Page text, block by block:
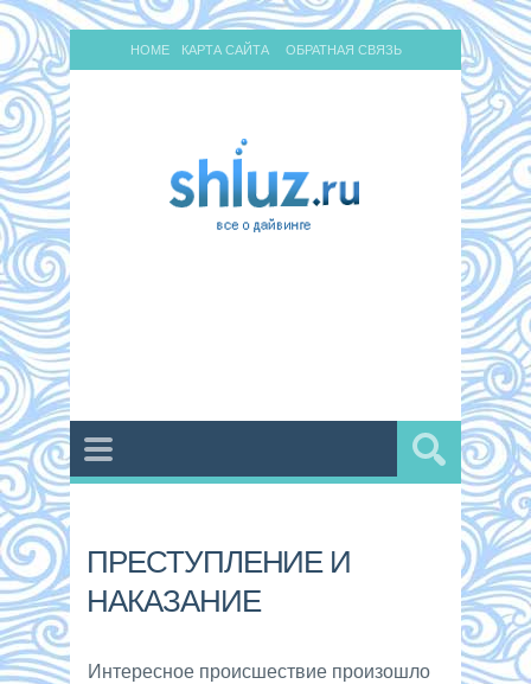
HOME КАРТА САЙТА ОБРАТНАЯ СВЯЗЬ
ПРЕСТУПЛЕНИЕ И
НАКАЗАНИЕ
Интересное происшествие произошло